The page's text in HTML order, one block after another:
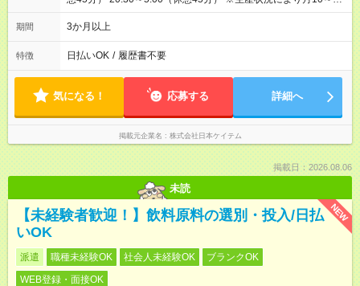
時間程度残業あり
期間 3か月以上
特徴 日払いOK / 履歴書不要
気になる！ 応募する 詳細へ
掲載元企業名 株式会社日本ケイテム
掲載日：2026.08.06
未読
NEW
【未経験者歓迎！】飲料原料の選別・投入/日払
いOK
派遣 職種未経験OK 社会人未経験OK
ブランクOK
WEB登録・面接OK